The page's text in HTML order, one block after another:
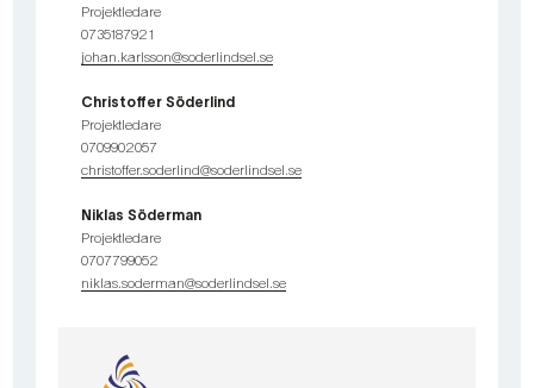
Projektledare
0735187921
johan.karlsson@soderlindsel.se
Christoffer Söderlind
Projektledare
0709902057
christoffer.soderlind@soderlindsel.se
Niklas Söderman
Projektledare
0707799052
niklas.soderman@soderlindsel.se